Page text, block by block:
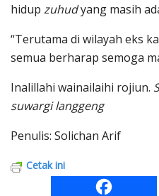
hidup zuhudyang masih
“Terutama di wilayah eks
semua berharap semoga
Inalillahi wainailaihi rojiun.
suwargi langgeng
Penulis: Solichan Arif
Cetak ini